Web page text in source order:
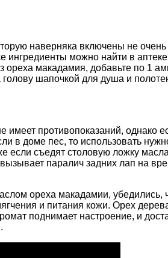
наверняка включены не
можно найти в
макадамия, добавьте по 1
шапочкой для душа и
противопоказаний, однако
в доме пес, то использовать
если съедят столовую ложку
паралич задних лап на
ореха макадамии, убедились,
и питания кожи. Орех
поднимает настроение, и